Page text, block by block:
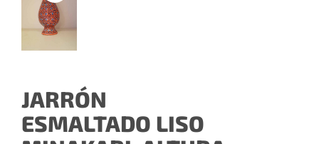
JARRÓN
ESMALTADO LISO